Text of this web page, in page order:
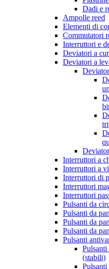
Dadi e
Ampolle reed
Elementi di
Commutatori
Interruttori e
Deviatori a
Deviatori a
Interruttori a
Interruttori a
Interruttori di
Interruttori
Interruttori
Pulsanti da
Pulsanti da
Pulsanti da
Pulsanti da
Pulsanti
Pulsanti
(stabili)